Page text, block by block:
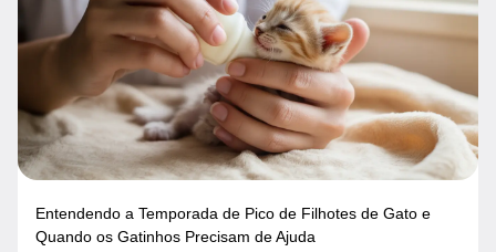
Entendendo a Temporada de Pico de Filhotes de Gato e
Quando os Gatinhos Precisam de Ajuda